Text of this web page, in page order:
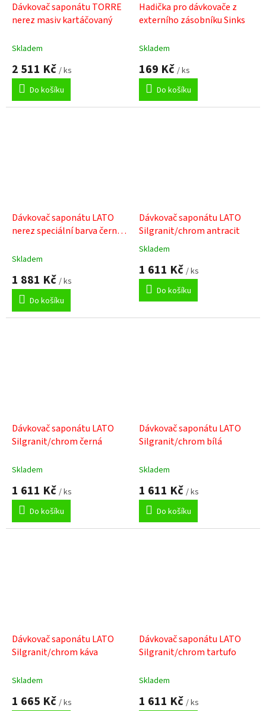
Dávkovač saponátu TORRE
nerez masiv kartáčovaný
Skladem
2 511 Kč / ks
Do košíku
Hadička pro dávkovače z
externího zásobníku Sinks
Skladem
169 Kč / ks
Do košíku
Dávkovač saponátu LATO
nerez speciální barva černá
Skladem
1 881 Kč / ks
Do košíku
Dávkovač saponátu LATO
Silgranit/chrom antracit
Průměrné
produktu
5,0
5
Skladem
1 611 Kč / ks
Do košíku
Dávkovač saponátu LATO
Silgranit/chrom černá
Skladem
1 611 Kč / ks
Do košíku
Dávkovač saponátu LATO
Silgranit/chrom bílá
Skladem
1 611 Kč / ks
Do košíku
Dávkovač saponátu LATO
Silgranit/chrom káva
Skladem
1 665 Kč / ks
Dávkovač saponátu LATO
Silgranit/chrom tartufo
Skladem
1 611 Kč / ks